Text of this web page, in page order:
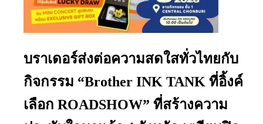
บราเดอร์ส่งต่อความสดใสทั่วไทยกับ
กิจกรรม “Brother INK TANK ที่อิ้งค์
เลือก ROADSHOW” ที่สร้างความ